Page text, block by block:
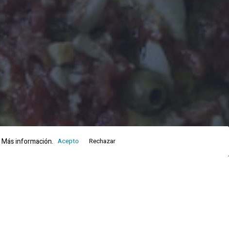
Más información. Acepto Rechazar